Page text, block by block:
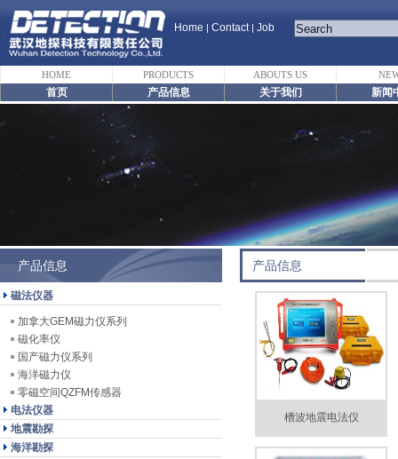
Home | Contact| Job
HOME PRODUCTS ABOUTS US
首页 产品信息 关于我们 新闻
产品信息
磁法仪器
加拿大GEM磁力仪系列
磁化率仪
国产磁力仪系列
海洋磁力仪
零磁空间QZFM传感器
电法仪器
地震勘探
海洋勘探
产品信息
槽波地震电法仪